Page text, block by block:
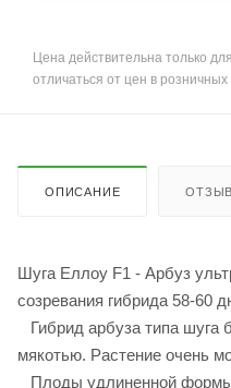
Цена действительна только
отличаться от цен в розничных
ОПИСАНИЕ
Шуга Еллоу F1 - Арбуз
созревания гибрида 58-60
Гибрид арбуза типа шуга
мякотью. Растение очень
Плоды удлиненной формы